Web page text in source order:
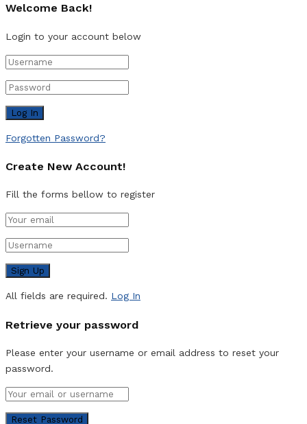
Welcome Back!
Login to your account below
Forgotten Password?
Create New Account!
Fill the forms bellow to register
All fields are required. Log In
Retrieve your password
Please enter your username or email address to reset your
password.